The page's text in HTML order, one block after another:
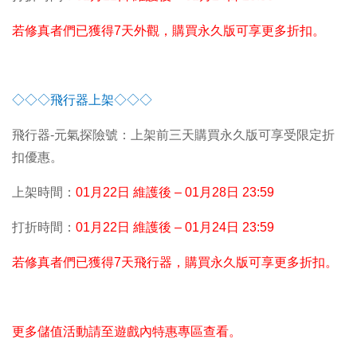
若修真者們已獲得7天外觀，購買永久版可享更多折扣。
◇◇◇飛行器上架◇◇◇
飛行器-元氣探險號：上架前三天購買永久版可享受限定折
扣優惠。
上架時間： 01 月22日 維護後 – 01月28日 23:59
打折時間： 01 月22日 維護後 – 01月24日 23:59
若修真者們已獲得7天飛行器，購買永久版可享更多折扣。
更多儲值活動請至遊戲內特惠專區查看。